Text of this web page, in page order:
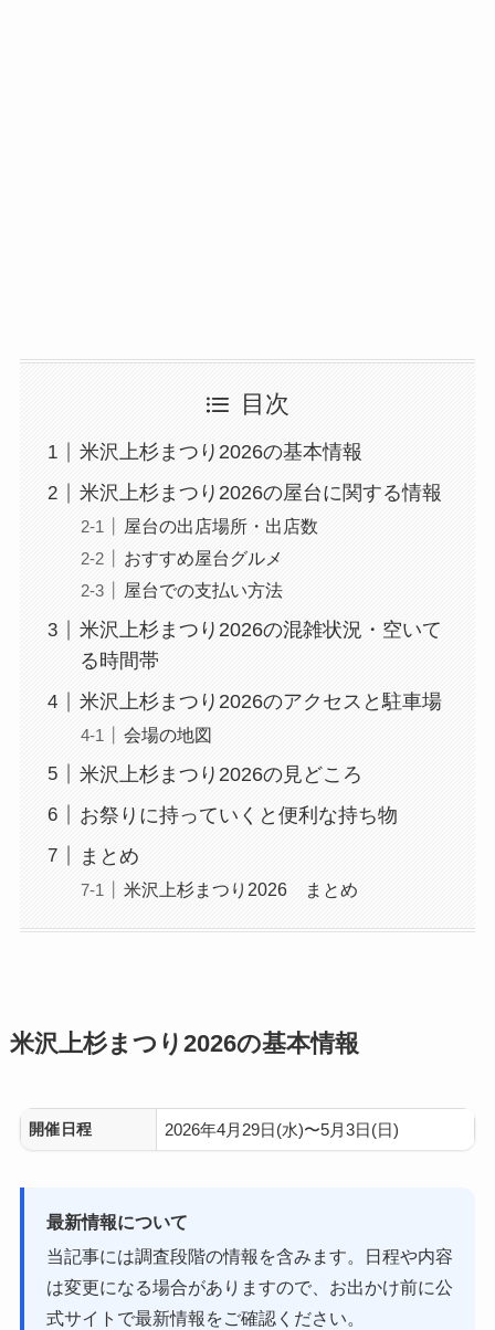
目次
米沢上杉まつり2026の基本情報
米沢上杉まつり2026の屋台に関する情報
屋台の出店場所・出店数
おすすめ屋台グルメ
屋台での支払い方法
米沢上杉まつり2026の混雑状況・空いて
る時間帯
米沢上杉まつり2026のアクセスと駐車場
会場の地図
米沢上杉まつり2026の見どころ
お祭りに持っていくと便利な持ち物
まとめ
米沢上杉まつり2026 まとめ
米沢上杉まつり2026の基本情報
開催日程 2026年4月29日(水)〜5月3日(日)
最新情報について
当記事には調査段階の情報を含みます。日程や内容
は変更になる場合がありますので、お出かけ前に公
式サイトで最新情報をご確認ください。